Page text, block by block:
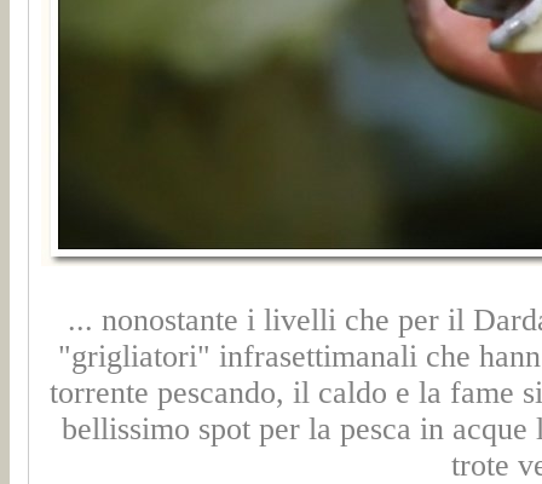
... nonostante i livelli che per il
"grigliatori" infrasettimanali che
torrente pescando, il caldo e la fame
bellissimo spot per la pesca in
trote